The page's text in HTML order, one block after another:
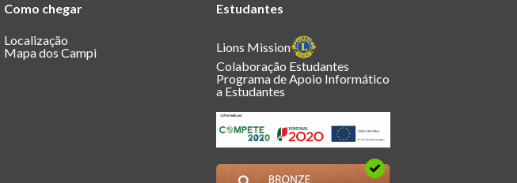
Como chegar
Localização
Mapa dos Campi
Estudantes
Lions Mission
Colaboração Estudantes
Programa de Apoio Informático
a Estudantes